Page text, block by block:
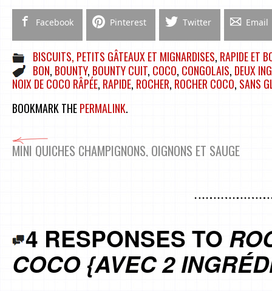
Facebook Pinterest Twitter Email
BISCUITS, PETITS GÂTEAUX ET MIGNARDISES, RAPIDE ET
BON, BOUNTY, BOUNTY CUIT, COCO, CONGOLAIS, DEUX
NOIX DE COCO RÂPÉE, RAPIDE, ROCHER, ROCHER COCO, SANS
BOOKMARK THEPERMALINK.
MINI QUICHES CHAMPIGNONS, OIGNONS ET SAUGE
4 RESPONSES TO
COCO {AVEC 2